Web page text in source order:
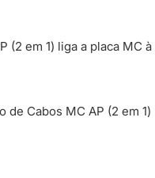
(2 em 1) liga a placa MC à
de Cabos MC AP (2 em